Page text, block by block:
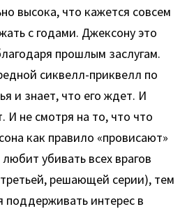
высока, что кажется совсем
с годами. Джексону это
прошлым заслугам.
сиквелл-приквелл по
и знает, что его ждет. И
И не смотря на то, что что
как правило «провисают»
убивать всех врагов
решающей серии), тем
поддерживать интерес в